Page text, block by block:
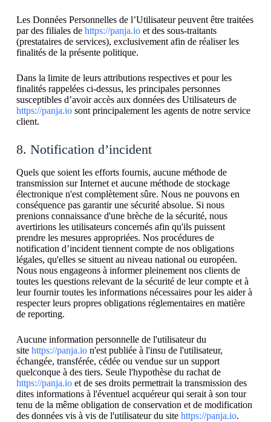
Les Données Personnelles de l’Utilisateur peuvent être traitées
par des filiales de https://panja.ioet des sous-traitants
(prestataires de services), exclusivement afin de réaliser les
finalités de la présente politique.
Dans la limite de leurs attributions respectives et pour les
finalités rappelées ci-dessus, les principales personnes
susceptibles d’avoir accès aux données des Utilisateurs de
https://panja.iosont principalement les agents de notre service
client.
8. Notification d’incident
Quels que soient les efforts fournis, aucune méthode de
transmission sur Internet et aucune méthode de stockage
électronique n'est complètement sûre. Nous ne pouvons en
conséquence pas garantir une sécurité absolue. Si nous
prenions connaissance d'une brèche de la sécurité, nous
avertirions les utilisateurs concernés afin qu'ils puissent
prendre les mesures appropriées. Nos procédures de
notification d’incident tiennent compte de nos obligations
légales, qu'elles se situent au niveau national ou européen.
Nous nous engageons à informer pleinement nos clients de
toutes les questions relevant de la sécurité de leur compte et à
leur fournir toutes les informations nécessaires pour les aider à
respecter leurs propres obligations réglementaires en matière
de reporting.
Aucune information personnelle de l'utilisateur du
site https://panja.ion'est publiée à l'insu de l'utilisateur,
échangée, transférée, cédée ou vendue sur un support
quelconque à des tiers. Seule l'hypothèse du rachat de
https://panja.ioet de ses droits permettrait la transmission des
dites informations à l'éventuel acquéreur qui serait à son tour
tenu de la même obligation de conservation et de modification
des données vis à vis de l'utilisateur du site https://panja.io.